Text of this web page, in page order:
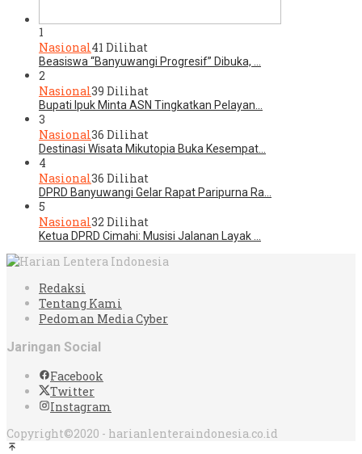
1
Nasional41 Dilihat
Beasiswa “Banyuwangi Progresif” Dibuka, …
2
Nasional39 Dilihat
Bupati Ipuk Minta ASN Tingkatkan Pelayan…
3
Nasional36 Dilihat
Destinasi Wisata Mikutopia Buka Kesempat…
4
Nasional36 Dilihat
DPRD Banyuwangi Gelar Rapat Paripurna Ra…
5
Nasional32 Dilihat
Ketua DPRD Cimahi: Musisi Jalanan Layak …
Redaksi
Tentang Kami
Pedoman Media Cyber
Jaringan Social
Facebook
Twitter
Instagram
Copyright©2020 - harianlenteraindonesia.co.id